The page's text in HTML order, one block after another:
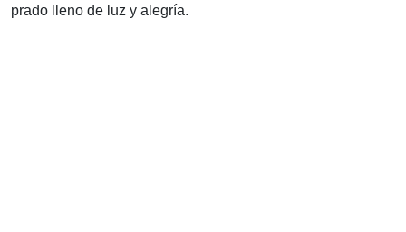
prado lleno de luz y alegría.